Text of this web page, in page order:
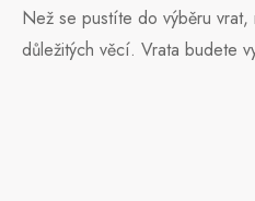
Než se pustíte do výběru vrat,
důležitých věcí. Vrata budete